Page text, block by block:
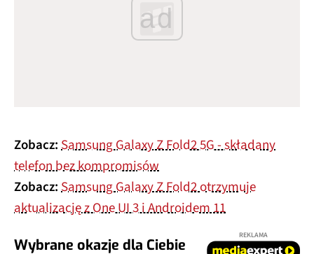
ad
Zobacz: Samsung Galaxy Z Fold2 5G - składany
telefon bez kompromisów
Zobacz: Samsung Galaxy Z Fold2 otrzymuje
aktualizację z One UI 3 i Androidem 11
Wybrane okazje dla Ciebie
REKLAMA